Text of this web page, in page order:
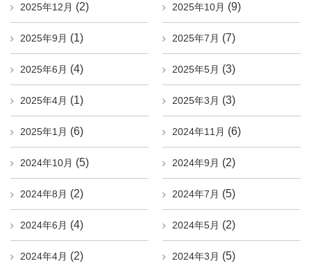
2025年12月 (2) 2025年10月 (9)
2025年9月 (1) 2025年7月 (7)
2025年6月 (4) 2025年5月 (3)
2025年4月 (1) 2025年3月 (3)
2025年1月 (6) 2024年11月 (6)
2024年10月 (5) 2024年9月 (2)
2024年8月 (2) 2024年7月 (5)
2024年6月 (4) 2024年5月 (2)
2024年4月 (2) 2024年3月 (5)